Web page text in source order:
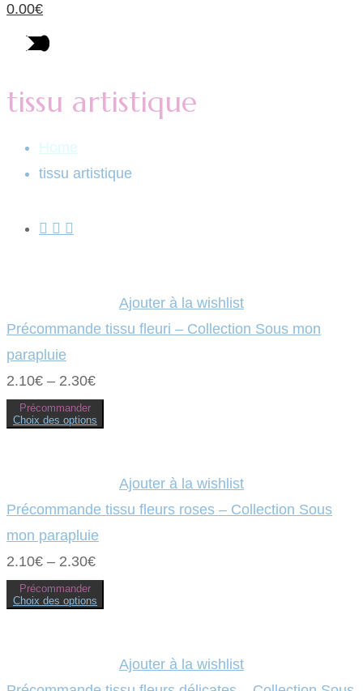
0.00€
tissu artistique
Home
tissu artistique
Ajouter à la wishlist
Précommande tissu fleuri – Collection Sous mon
parapluie
2.10€ – 2.30€
Précommander
Choix des options
Ce
options
peuvent
choisies
la
du
produit
Ajouter à la wishlist
Précommande tissu fleurs roses – Collection Sous
mon parapluie
2.10€ – 2.30€
Précommander
Choix des options
Ce
options
Ajouter à la wishlist